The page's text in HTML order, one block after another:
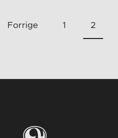
Sidepaginering
Forrige 1 2